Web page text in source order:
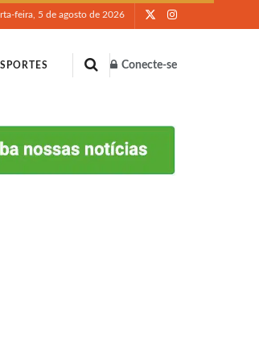
feira, 5 de agosto de 2026
Conecte-se